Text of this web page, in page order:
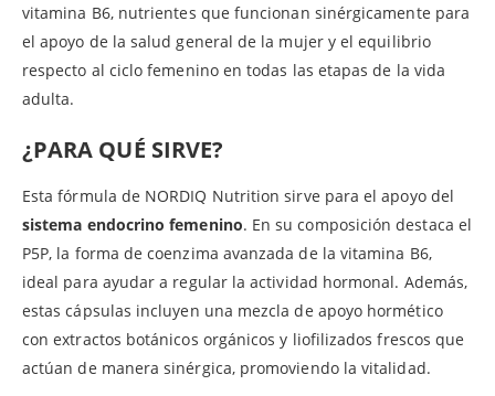
vitamina B6, nutrientes que funcionan sinérgicamente para
el apoyo de la salud general de la mujer y el equilibrio
respecto al ciclo femenino en todas las etapas de la vida
adulta.
¿PARA QUÉ SIRVE?
Esta fórmula de NORDIQ Nutrition sirve para el apoyo del
sistema endocrino femenino. En su composición destaca el
P5P, la forma de coenzima avanzada de la vitamina B6,
ideal para ayudar a regular la actividad hormonal. Además,
estas cápsulas incluyen una mezcla de apoyo hormético
con extractos botánicos orgánicos y liofilizados frescos que
actúan de manera sinérgica, promoviendo la vitalidad.